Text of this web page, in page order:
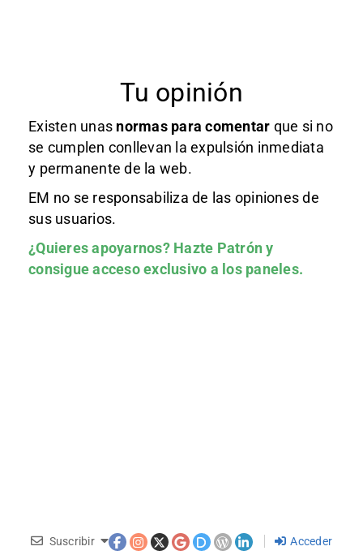
Tu opinión
Existen unas normas para comentar que si no
se cumplen conllevan la expulsión inmediata
y permanente de la web.
EM no se responsabiliza de las opiniones de
sus usuarios.
¿Quieres apoyarnos? Hazte Patróny
consigue acceso exclusivo a los paneles.
Suscribir Acceder